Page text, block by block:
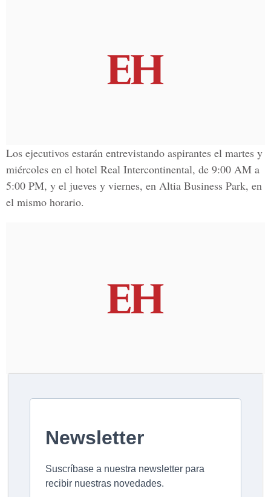
Los ejecutivos estarán entrevistando aspirantes el martes y
miércoles en el hotel Real Intercontinental, de 9:00 AM a
5:00 PM, y el jueves y viernes, en Altia Business Park, en
el mismo horario.